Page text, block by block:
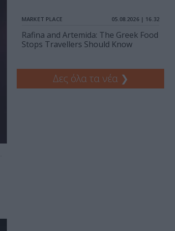
MARKET PLACE 05.08.2026 | 16.32
Rafina and Artemida: The Greek Food
Stops Travellers Should Know
Δες όλα τα νέα ❯